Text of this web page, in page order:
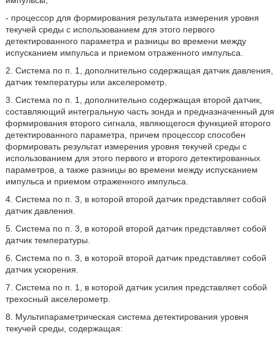
- процессор для формирования результата измерения уровня
текучей среды с использованием для этого первого
детектированного параметра и разницы во времени между
испусканием импульса и приемом отраженного импульса.
2. Система по п. 1, дополнительно содержащая датчик давления,
датчик температуры или акселерометр.
3. Система по п. 1, дополнительно содержащая второй датчик,
составляющий интегральную часть зонда и предназначенный для
формирования второго сигнала, являющегося функцией второго
детектированного параметра, причем процессор способен
формировать результат измерения уровня текучей среды с
использованием для этого первого и второго детектированных
параметров, а также разницы во времени между испусканием
импульса и приемом отраженного импульса.
4. Система по п. 3, в которой второй датчик представляет собой
датчик давления.
5. Система по п. 3, в которой второй датчик представляет собой
датчик температуры.
6. Система по п. 3, в которой второй датчик представляет собой
датчик ускорения.
7. Система по п. 1, в которой датчик усилия представляет собой
трехосный акселерометр.
8. Мультипараметрическая система детектирования уровня
текучей среды, содержащая: